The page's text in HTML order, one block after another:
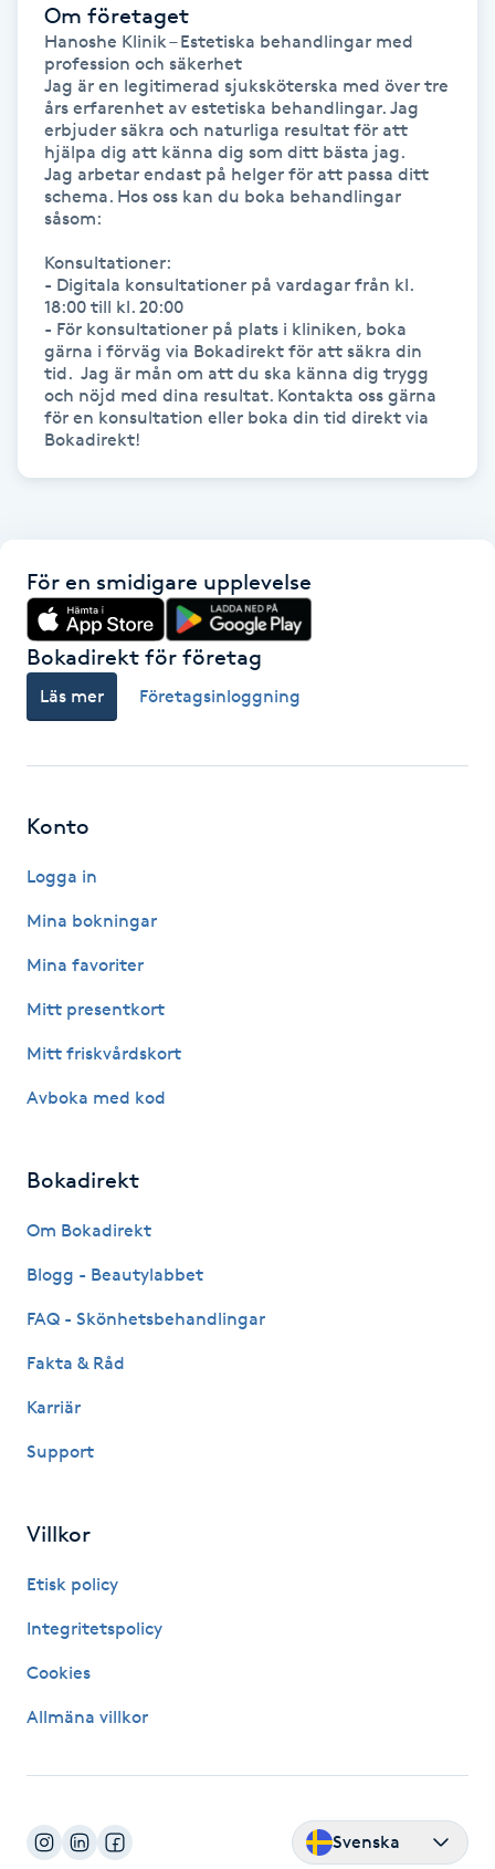
Kroppsinpackning
Kroppspeeling
Käkledsbehandling
Kärlbehandling
Laserbehandling
Lashlift Keratin
LED-ljusterapi
LPG-behandling
LPG-massage
Läpptatuering
M
Makeup
Manikyr & Pedikyr
Meditation
Melasma
MicroPen
Microshading
Nagelförlängning akryl
Om företaget
Hanoshe Klinik – Estetiska behandlingar med
profession och säkerhet
Jag är en legitimerad sjuksköterska med över tre
års erfarenhet av estetiska behandlingar. Jag
erbjuder säkra och naturliga resultat för att
hjälpa dig att känna dig som ditt bästa jag.
Jag arbetar endast på helger för att passa ditt
schema. Hos oss kan du boka behandlingar
såsom:
Konsultationer:
- Digitala konsultationer på vardagar från kl.
18:00 till kl. 20:00
- För konsultationer på plats i kliniken, boka
gärna i förväg via Bokadirekt för att säkra din
tid.  Jag är mån om att du ska känna dig trygg
och nöjd med dina resultat. Kontakta oss gärna
för en konsultation eller boka din tid direkt via
Bokadirekt!
För en smidigare upplevelse
Bokadirekt för företag
Läs mer Företagsinloggning
Konto
Logga in
Mina bokningar
Mina favoriter
Mitt presentkort
Mitt friskvårdskort
Avboka med kod
Bokadirekt
Om Bokadirekt
Blogg - Beautylabbet
FAQ - Skönhetsbehandlingar
Fakta & Råd
Karriär
Support
Villkor
Etisk policy
Integritetspolicy
Cookies
Allmäna villkor
Svenska